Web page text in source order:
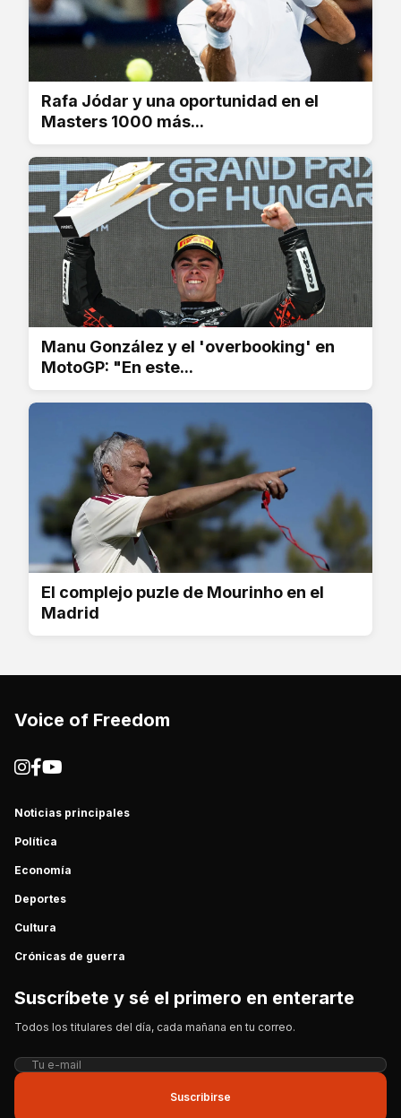
Rafa Jódar y una oportunidad en el
Masters 1000 más...
Manu González y el 'overbooking' en
MotoGP: "En este...
El complejo puzle de Mourinho en el
Madrid
Voice of Freedom
Noticias principales
Política
Economía
Deportes
Cultura
Crónicas de guerra
Suscríbete y sé el primero en enterarte
Todos los titulares del día, cada mañana en tu correo.
Suscribirse